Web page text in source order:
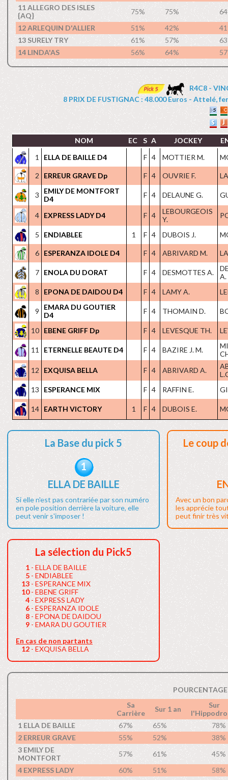
11 ALLEGRO DES ISLES
{AQ}
75% 75%
12 ARLEQUIN D'ALLIER
51% 42%
13 SURELY TRY
61% 57%
14 LINDA'AS
56% 64%
R4C8 -
8 PRIX DE FUSTIGNAC : 48.000 Euros - Attelé,
NOM EC S A JOCKEY
1
ELLA DE BAILLE D4 F 4 MOTTIER M.
2 ERREUR GRAVE Dp F 4 OUVRIE F.
3
EMILY DE MONTFORT
D4
F 4 DELAUNE G.
4 EXPRESS LADY D4 F 4
LEBOURGEOIS
Y.
5 ENDIABLEE 1 F 4 DUBOIS J.
6 ESPERANZA IDOLE D4 F 4 ABRIVARD M.
7 ENOLA DU DORAT F 4 DESMOTTES A.
A.
8
EPONA DE DAIDOU D4 F 4 LAMY A.
9
EMARA DU GOUTIER
D4
F 4 THOMAIN D.
10 EBENE GRIFF Dp F 4 LEVESQUE TH.
11 ETERNELLE BEAUTE D4 F 4 BAZIRE J. M.
12
EXQUISA BELLA F 4 ABRIVARD A.
13
ESPERANCE MIX F 4 RAFFIN E.
14 EARTH VICTORY 1 F 4 DUBOIS E.
La Base du pick 5
1
ELLA DE BAILLE
Si elle n'est pas contrariée par son numéro
en pole position derrière la voiture, elle
peut venir s'imposer !
Le coup
Avec un bon
les apprécie
peut finir très
La sélection du Pick5
1- ELLA DE BAILLE
5- ENDIABLEE
13- ESPERANCE MIX
10- EBENE GRIFF
4- EXPRESS LADY
6- ESPERANZA IDOLE
8- EPONA DE DAIDOU
9- EMARA DU GOUTIER
En cas de non partants
12- EXQUISA BELLA
Sa
Carrière
Sur 1 an
Sur
1 ELLA DE BAILLE
67% 65%
78%
2 ERREUR GRAVE
55% 52%
38%
3 EMILY DE
MONTFORT
57% 61%
45%
4 EXPRESS LADY
60% 51%
58%